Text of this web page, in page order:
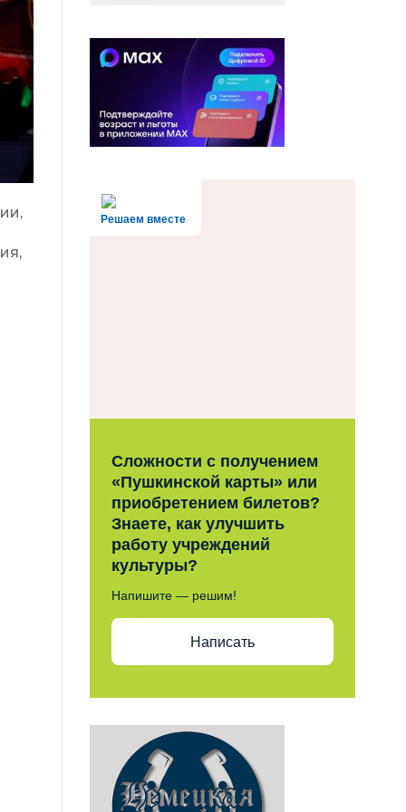
Решаем вместе
Сложности с получением
«Пушкинской карты» или
приобретением билетов?
Знаете, как улучшить
работу учреждений
культуры?
Напишите — решим!
Написать